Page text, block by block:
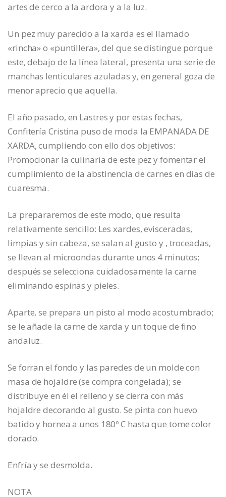
artes de cerco a la ardora y a la luz.
Un pez muy parecido a la xarda es el llamado
«rincha» o «puntillera», del que se distingue porque
este, debajo de la línea lateral, presenta una serie de
manchas lenticulares azuladas y, en general goza de
menor aprecio que aquella.
El año pasado, en Lastres y por estas fechas,
Confitería Cristina puso de moda la EMPANADA DE
XARDA, cumpliendo con ello dos objetivos:
Promocionar la culinaria de este pez y fomentar el
cumplimiento de la abstinencia de carnes en días de
cuaresma.
La prepararemos de este modo, que resulta
relativamente sencillo: Les xardes, evisceradas,
limpias y sin cabeza, se salan al gusto y , troceadas,
se llevan al microondas durante unos 4 minutos;
después se selecciona cuidadosamente la carne
eliminando espinas y pieles.
Aparte, se prepara un pisto al modo acostumbrado;
se le añade la carne de xarda y un toque de fino
andaluz.
Se forran el fondo y las paredes de un molde con
masa de hojaldre (se compra congelada); se
distribuye en él el relleno y se cierra con más
hojaldre decorando al gusto. Se pinta con huevo
batido y hornea a unos 180º C hasta que tome color
dorado.
Enfría y se desmolda.
NOTA